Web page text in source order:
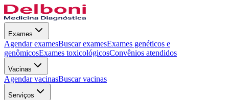
Exames
Agendar examesBuscar examesExames genéticos e
genômicosExames toxicológicosConvênios atendidos
Vacinas
Agendar vacinasBuscar vacinas
Serviços